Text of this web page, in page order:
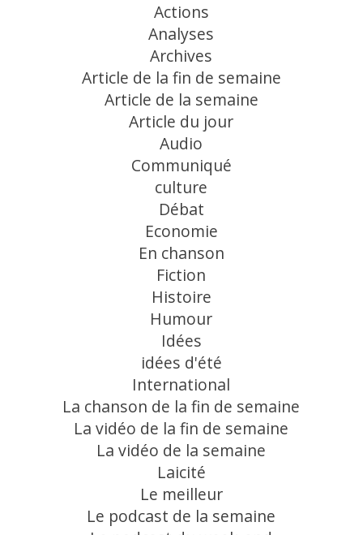
Actions
Analyses
Archives
Article de la fin de semaine
Article de la semaine
Article du jour
Audio
Communiqué
culture
Débat
Economie
En chanson
Fiction
Histoire
Humour
Idées
idées d'été
International
La chanson de la fin de semaine
La vidéo de la fin de semaine
La vidéo de la semaine
Laicité
Le meilleur
Le podcast de la semaine